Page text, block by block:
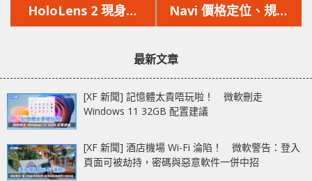
篇
文
HoloLens 2 現身於
MWC 2019
篇
文
Navi 價格定位、規格
流出
最新文章
[XF 新聞] 記憶體太貴唔玩啦！ 微軟刪走
Windows 11 32GB 配置建議
[XF 新聞] 酒店機場 Wi-Fi 淪陷！ 微軟警告：登入
頁面可被劫持，密碼與惡意軟件一併中招